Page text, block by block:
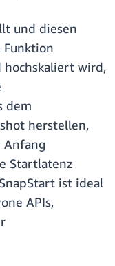
und diesen
Funktion
hochskaliert wird,
dem
herstellen,
Startlatenz
ist ideal
APIs,